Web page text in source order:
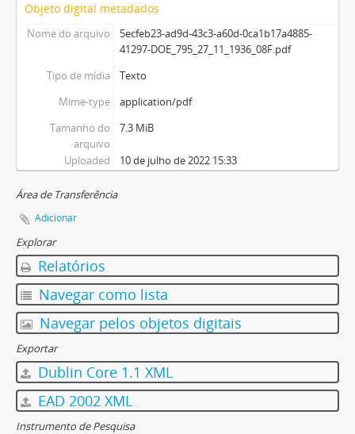
Objeto digital metadados
Nome do arquivo
5ecfeb23-ad9d-43c3-a60d-0ca1b17a4885-
41297-DOE_795_27_11_1936_08F.pdf
Tipo de mídia
Texto
Mime-type
application/pdf
Tamanho do
arquivo
7.3 MiB
Uploaded 10 de julho de 2022 15:33
Área de Transferência
Adicionar
Explorar
Relatórios
Navegar como lista
Navegar pelos objetos digitais
Exportar
Dublin Core 1.1 XML
EAD 2002 XML
Instrumento de Pesquisa